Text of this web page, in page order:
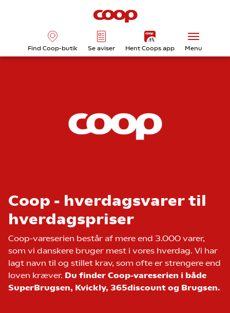
Find Coop-butik Se aviser Hent Coops app Menu
Coop - hverdagsvarer til
hverdagspriser
Coop-vareserien består af mere end 3.000 varer,
som vi danskere bruger mest i vores hverdag. Vi har
lagt navn til og stillet krav, som ofte er strengere end
loven kræver. Du finder Coop-vareserien i både
SuperBrugsen, Kvickly, 365discount og Brugsen.